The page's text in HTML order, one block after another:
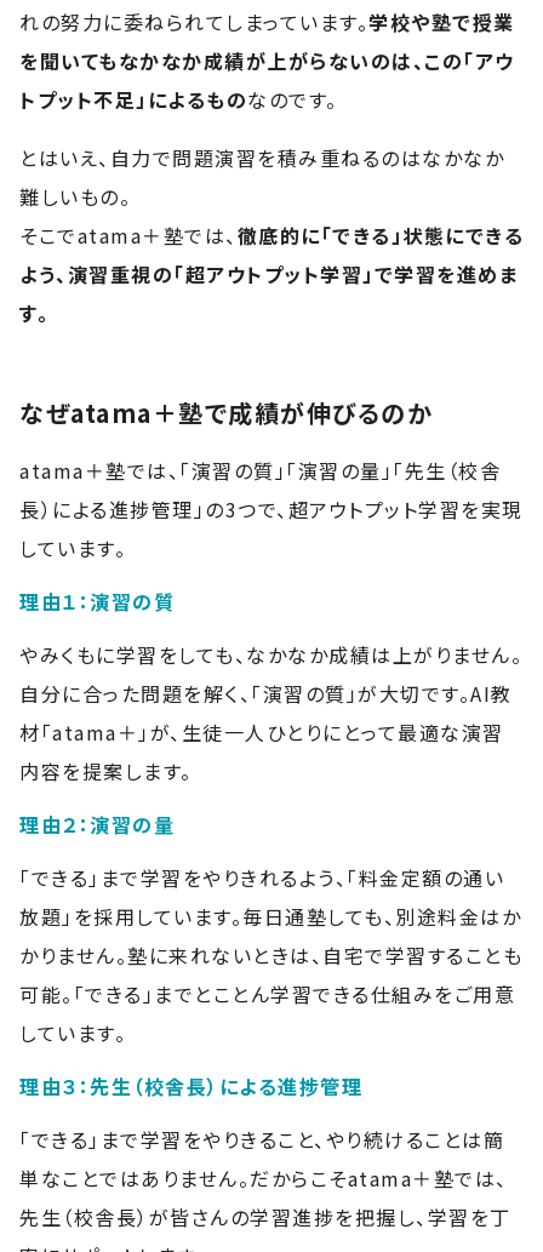
れの努力に委ねられてしまっています。学校や塾で授業
を聞いてもなかなか成績が上がらないのは、この「アウ
トプット不足」によるものなのです。
とはいえ、自力で問題演習を積み重ねるのはなかなか
難しいもの。
そこでatama＋塾では、 徹底的に「できる」状態にできる
よう、演習重視の「超アウトプット学習」で学習を進めま
す。
なぜatama＋塾で成績が伸びるのか
atama＋塾では、「演習の質」「演習の量」「先生（校舎
長）による進捗管理」の3つで、超アウトプット学習を実現
しています。
理由１：演習の質
やみくもに学習をしても、なかなか成績は上がりません。
自分に合った問題を解く、「演習の質」が大切です。AI教
材「atama＋」が、生徒一人ひとりにとって最適な演習
内容を提案します。
理由２：演習の量
「できる」まで学習をやりきれるよう、「料金定額の通い
放題」を採用しています。毎日通塾しても、別途料金はか
かりません。塾に来れないときは、自宅で学習することも
可能。「できる」までとことん学習できる仕組みをご用意
しています。
理由３：先生（校舎長）による進捗管理
「できる」まで学習をやりきること、やり続けることは簡
単なことではありません。だからこそatama＋塾では、
先生（校舎長）が皆さんの学習進捗を把握し、学習を丁